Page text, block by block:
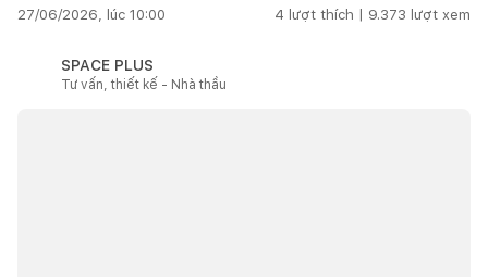
27/06/2026, lúc 10:00 4 lượt thích | 9.373 lượt xem
SPACE PLUS
Tư vấn, thiết kế - Nhà thầu